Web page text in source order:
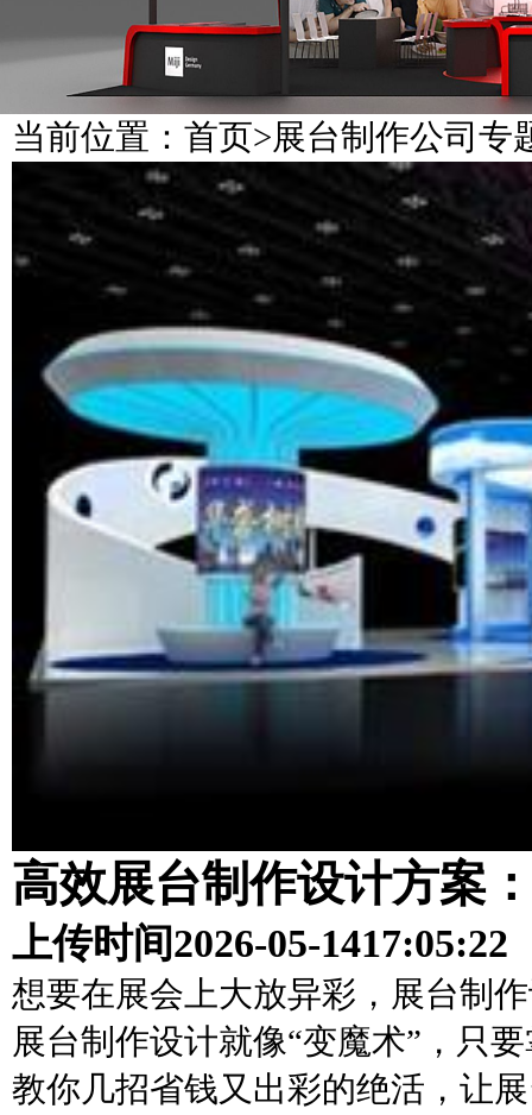
当前位置： 首页>展台制作公司专
高效展台制作设计方案
上传时间2026-05-1417:05:22
想要在展会上大放异彩，展台制
展台制作设计就像“变魔术”，只
教你几招省钱又出彩的绝活，让